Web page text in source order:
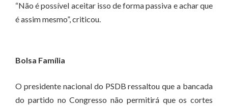
“Não é possível aceitar isso de forma passiva e achar que
é assim mesmo”, criticou.
Bolsa Família
O presidente nacional do PSDB ressaltou que a bancada
do partido no Congresso não permitirá que os cortes